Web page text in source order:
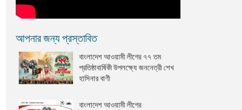
আপনার জন্য প্রস্তাবিত
বাংলাদেশ আওয়ামী লীগের ৭৭ তম
প্রতিষ্ঠাবার্ষিকী উপলক্ষ্যে জননেত্রী শেখ
হাসিনার বাণী
বাংলাদেশ আওয়ামী লীগের